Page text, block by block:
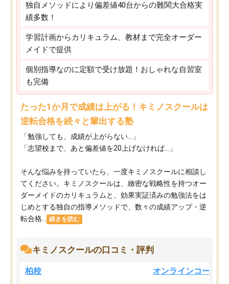
独自メソッドにより偏差値40台からの難関大合格実
績多数！
学習計画からカリキュラム、教材まで完全オーダー
メイドで提供
個別指導なのに定額で受け放題！おしゃれな自習室
も完備
たった1か月で成績は上がる！キミノスクールは
逆転合格を続々と輩出する塾
「勉強しても、成績が上がらない…」
「志望校まで、あと偏差値を20上げなければ…」
そんな悩みを持っていたら、一度キミノスクールに相談し
てください。キミノスクールは、緻密な戦略性を持つオー
ダーメイドのカリキュラムと、効果実証済みの勉強法をは
じめとする独自の指導メソッドで、数々の成績アップ・逆
転合格...
続きを読む
キミノスクールの口コミ・評判
柏校 オンラインコース